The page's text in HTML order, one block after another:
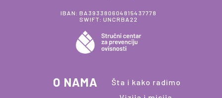
IBAN: BA393380604815437778
SWIFT: UNCRBA22
O NAMA
Šta i kako radimo